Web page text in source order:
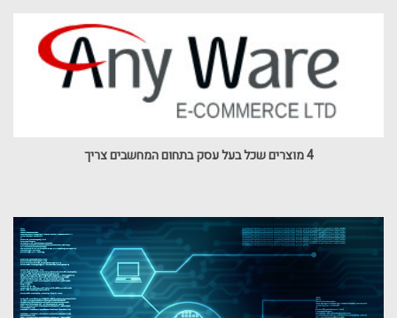
4 מוצרים שכל בעל עסק בתחום המחשבים צריך